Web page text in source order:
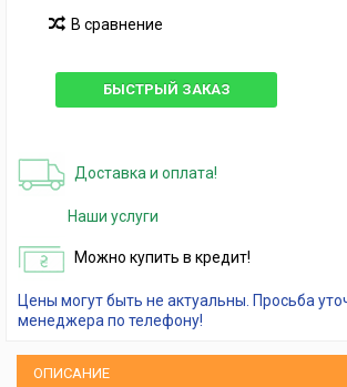
В сравнение
БЫСТРЫЙ ЗАКАЗ
Доставка и оплата!
Наши услуги
Можно купить в кредит!
Цены могут быть не актуальны. Просьба
менеджера по телефону!
ОПИСАНИЕ